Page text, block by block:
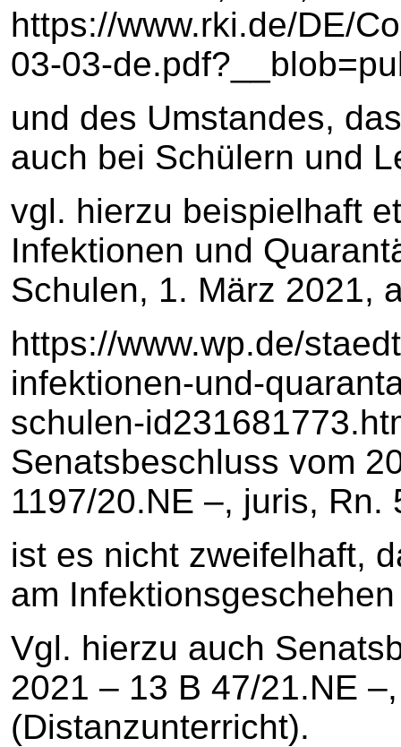
https://www.rki.de/DE/
03-03-
und des Umstandes,
auch bei Schülern und
vgl. hierzu beispielhaft
Infektionen und
Schulen, 1. März 2021,
https://www.wp.de/
infektionen-und-
schulen-
Senatsbeschluss vom
1197/20.NE –, juris, Rn.
ist es nicht zweifelhaft,
am
Vgl. hierzu auch
2021 – 13 B 47/21.NE
(Distanzunterricht).